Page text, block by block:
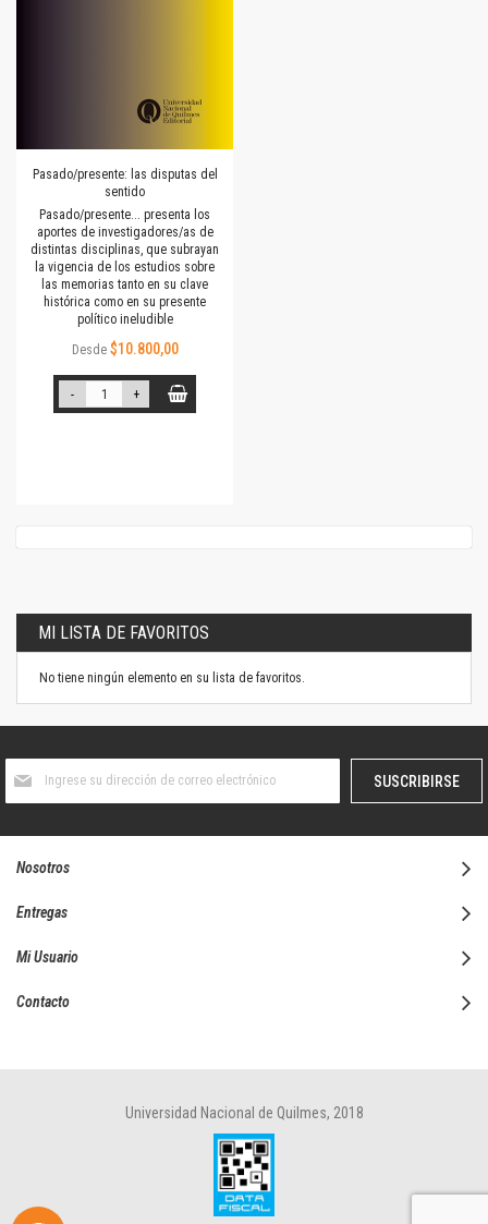
Pasado/presente: las disputas del
sentido
Pasado/presente... presenta los
aportes de investigadores/as de
distintas disciplinas, que subrayan
la vigencia de los estudios sobre
las memorias tanto en su clave
histórica como en su presente
político ineludible
Desde $10.800,00
- +
MI LISTA DE FAVORITOS
No tiene ningún elemento en su lista de favoritos.
boletín
SUSCRIBIRSE
Nosotros
Entregas
Mi Usuario
Contacto
Universidad Nacional de Quilmes, 2018